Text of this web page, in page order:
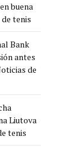
buena
tenis
Bank
antes
de
Liutova
tenis